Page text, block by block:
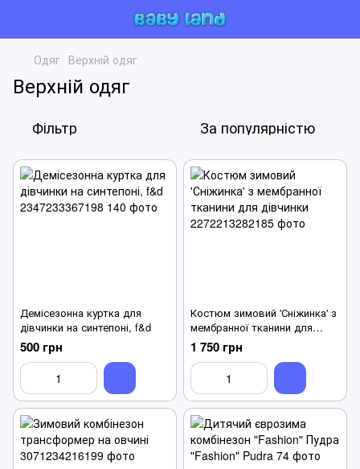
Одяг Верхній одяг
Верхній одяг
Фільтр За популярністю
Демісезонна куртка для
дівчинки на синтепоні, f&d
500 грн
Костюм зимовий 'Сніжинка' з
мембранної тканини для
дівчинки
1 750 грн